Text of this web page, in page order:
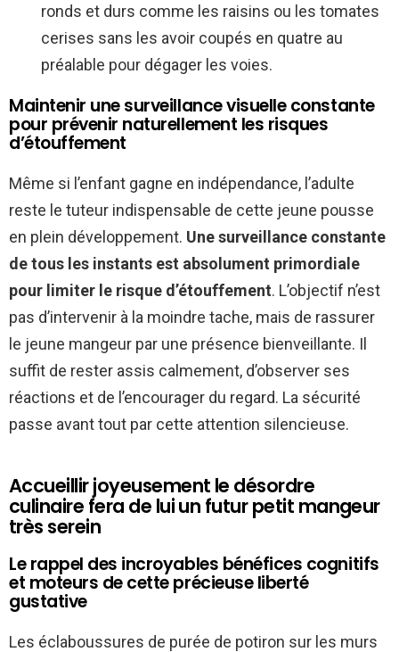
ronds et durs comme les raisins ou les tomates
cerises sans les avoir coupés en quatre au
préalable pour dégager les voies.
Maintenir une surveillance visuelle constante
pour prévenir naturellement les risques
d’étouffement
Même si l’enfant gagne en indépendance, l’adulte
reste le tuteur indispensable de cette jeune pousse
en plein développement. Une surveillance constante
de tous les instants est absolument primordiale
pour limiter le risque d’étouffement. L’objectif n’est
pas d’intervenir à la moindre tache, mais de rassurer
le jeune mangeur par une présence bienveillante. Il
suffit de rester assis calmement, d’observer ses
réactions et de l’encourager du regard. La sécurité
passe avant tout par cette attention silencieuse.
Accueillir joyeusement le désordre
culinaire fera de lui un futur petit mangeur
très serein
Le rappel des incroyables bénéfices cognitifs
et moteurs de cette précieuse liberté
gustative
Les éclaboussures de purée de potiron sur les murs